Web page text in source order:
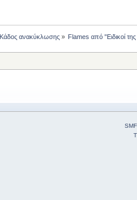
Κάδος ανακύκλωσης» Flames από "Ειδικοί